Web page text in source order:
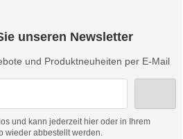
unseren Newsletter
und Produktneuheiten per E-Mail
und kann jederzeit hier oder in Ihrem
wieder abbestellt werden.